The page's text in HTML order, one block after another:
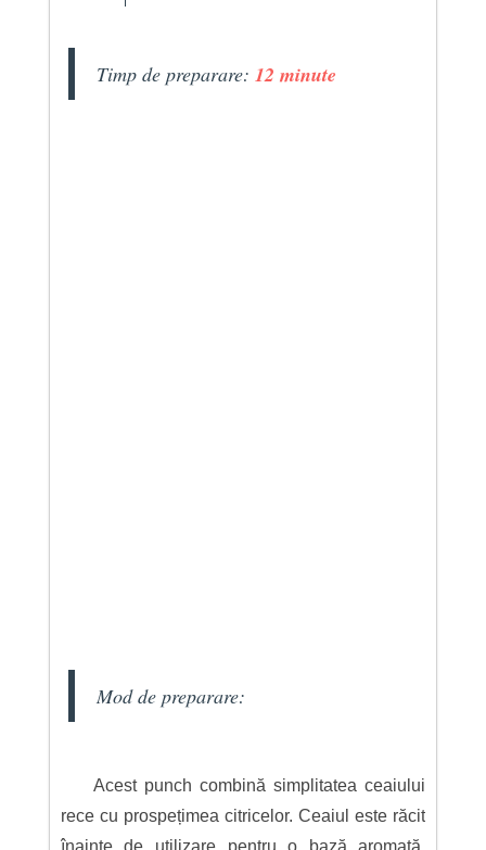
Timp de preparare: 12 minute
Mod de preparare:
Acest punch combină simplitatea ceaiului
rece cu prospețimea citricelor. Ceaiul este răcit
înainte de utilizare pentru o bază aromată.